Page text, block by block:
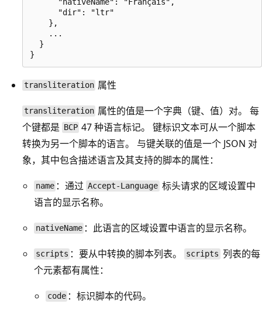
      "dir": "ltr"
    },
    ...
  }
transliteration 属性
transliteration 属性的值是一个字典（键、值）对。 每
个键都是 BCP 47 种语言标记。 键标识文本可从一个脚本
转换为另一个脚本的语言。 与键关联的值是一个 JSON 对
象，其中包含描述语言及其支持的脚本的属性：
name ：通过 Accept-Language 标头请求的区域设置中
语言的显示名称。
nativeName ：此语言的区域设置中语言的显示名称。
scripts ：要从中转换的脚本列表。 scripts 列表的每
个元素都有属性：
code ：标识脚本的代码。